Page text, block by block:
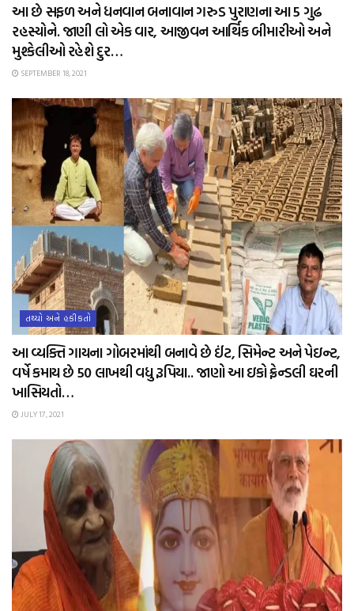
આ છે સફળ અને ધનવાન બનાવાન ગરુડ પુરાણના આ 5 ગુઢ
રહસ્યોને. જાણી લો એક વાર, આજીવન આર્થિક બીમારીઓ અને
મુશ્કેલીઓ રહેશે દુર…
SEPTEMBER 18, 2021
તથ્યો અને હકીકતો
આ વ્યક્તિ ગાયના ગોબરમાંથી બનાવે છે ઈંટ, સિમેન્ટ અને પેઇન્ટ,
વર્ષે કમાય છે 50 લાખથી વધુ રૂપિયા.. જાણો આ ઇકો ફ્રેન્ડલી ઘરની
ખાસિયતો…
JULY 17, 2021